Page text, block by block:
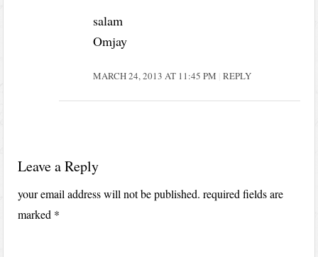
salam
Omjay
MARCH 24, 2013 AT 11:45 PM REPLY
Leave a Reply
your email address will not be published. required fields are
marked *